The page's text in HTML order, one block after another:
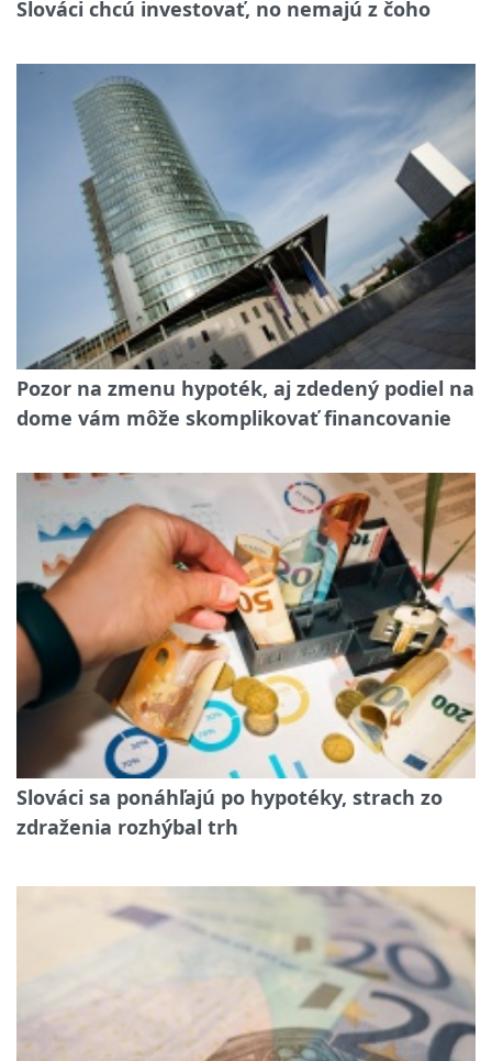
Slováci chcú investovať, no nemajú z čoho
Pozor na zmenu hypoték, aj zdedený podiel na
dome vám môže skomplikovať financovanie
Slováci sa ponáhľajú po hypotéky, strach zo
zdraženia rozhýbal trh